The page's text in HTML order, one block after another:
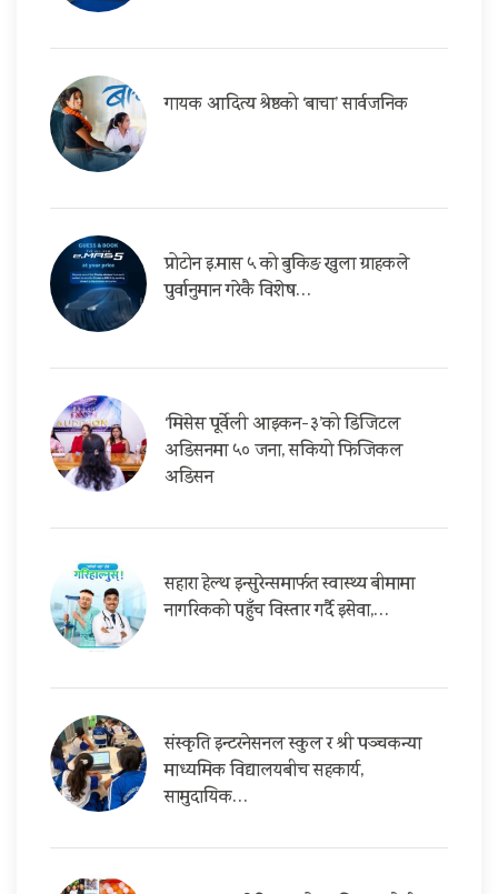
गायक आदित्य श्रेष्ठको ‘बाचा’ सार्वजनिक
प्रोटोन इ.मास ५ को बुकिङ खुला ग्राहकले
पुर्वानुमान गरेकै विशेष…
‘मिसेस पूर्वेली आइकन-३’को डिजिटल
अडिसनमा ५० जना, सकियो फिजिकल
अडिसन
सहारा हेल्थ इन्सुरेन्समार्फत स्वास्थ्य बीमामा
नागरिकको पहुँच विस्तार गर्दै इसेवा,…
संस्कृति इन्टरनेसनल स्कुल र श्री पञ्चकन्या
माध्यमिक विद्यालयबीच सहकार्य,
सामुदायिक…